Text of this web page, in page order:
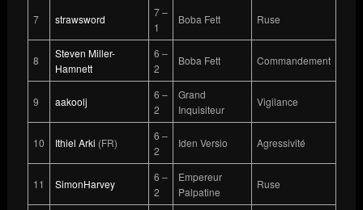
7 strawsword
7 –
1
Boba Fett Ruse
8
Steven Miller-
Hamnett
6 –
2
Boba Fett Commandement
9 aakoolj
6 –
2
Grand
Inquisiteur
Vigilance
10 Ithiel Arki (FR)
6 –
2
Iden Versio Agressivité
11 SimonHarvey
6 –
2
Empereur
Palpatine
Ruse